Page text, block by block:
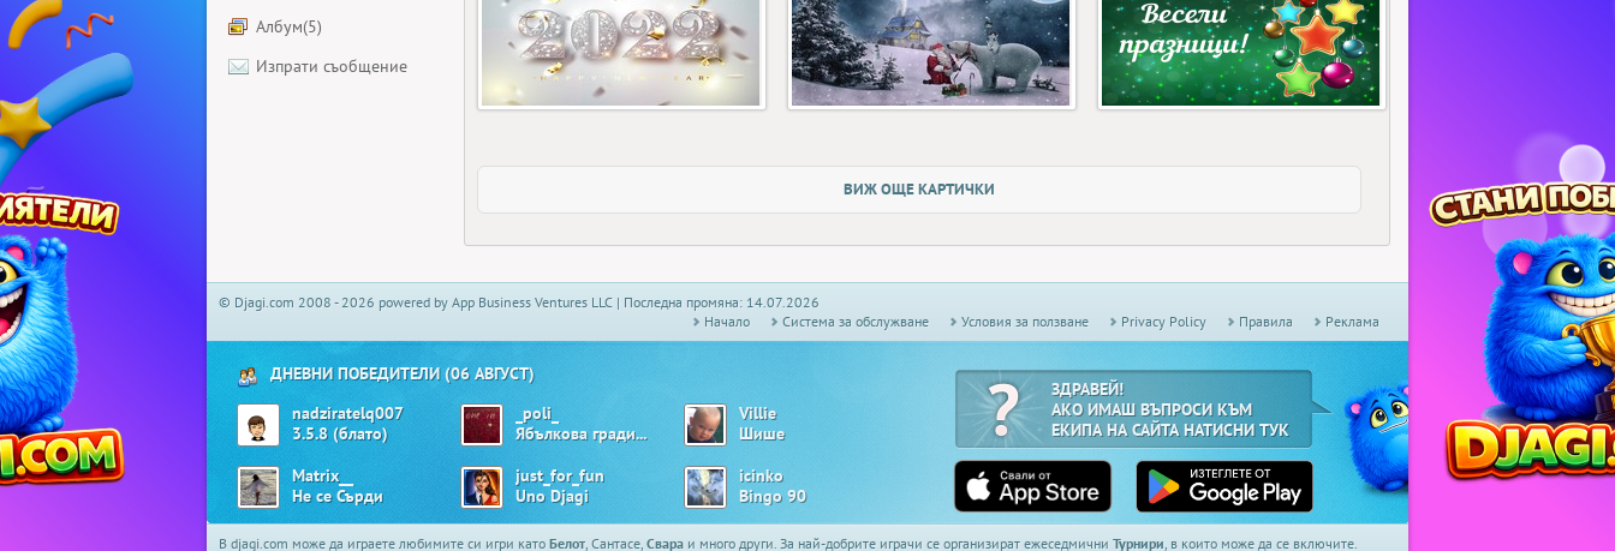
Албум(5)
Изпрати съобщение
ВИЖ ОЩЕ КАРТИЧКИ
© Djagi.com 2008 - 2026 powered by App Business Ventures LLC | Последна промяна: 14.07.2026
Начало
Системa за обслужване Условия за ползване Privacy Policy Правила Реклама
ДНЕВНИ ПОБЕДИТЕЛИ (06 АВГУСТ)
nadziratelq007
3.5.8 (блато)
_poli_
Ябълкова градина
Villie
Шише
Matrix__
Не се Сърди
just_for_fun
Uno Djagi
icinko
Bingo 90
ЗДРАВЕЙ!
АКО ИМАШ ВЪПРОСИ КЪМ
ЕКИПА НА САЙТА НАТИСНИ ТУК
В djagi.com може да играете любимите си игри като Белот, Сантасе, Свара и много други. За най-добрите играчи се организират ежеседмични Турнири, в които може да се включите.